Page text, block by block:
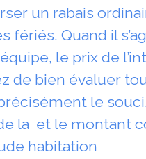
un rabais
Quand il
le prix de
de bien évaluer
le
la et le montant
habitation